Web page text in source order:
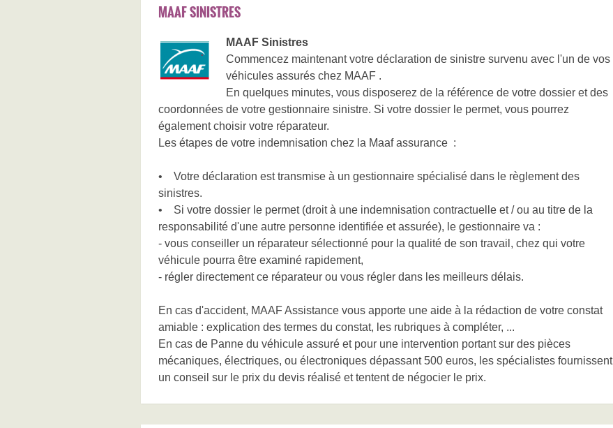
MAAF SINISTRES
MAAF Sinistres
Commencez maintenant votre déclaration de sinistre survenu avec l'un de vos
véhicules assurés chez MAAF .
En quelques minutes, vous disposerez de la référence de votre dossier et des
coordonnées de votre gestionnaire sinistre. Si votre dossier le permet, vous pourrez
également choisir votre réparateur.
Les étapes de votre indemnisation chez la Maaf assurance :
• Votre déclaration est transmise à un gestionnaire spécialisé dans le règlement des
sinistres.
• Si votre dossier le permet (droit à une indemnisation contractuelle et / ou au titre de la
responsabilité d'une autre personne identifiée et assurée), le gestionnaire va :
- vous conseiller un réparateur sélectionné pour la qualité de son travail, chez qui votre
véhicule pourra être examiné rapidement,
- régler directement ce réparateur ou vous régler dans les meilleurs délais.
En cas d'accident, MAAF Assistance vous apporte une aide à la rédaction de votre constat
amiable : explication des termes du constat, les rubriques à compléter, ...
En cas de Panne du véhicule assuré et pour une intervention portant sur des pièces
mécaniques, électriques, ou électroniques dépassant 500 euros, les spécialistes fournissent
un conseil sur le prix du devis réalisé et tentent de négocier le prix.